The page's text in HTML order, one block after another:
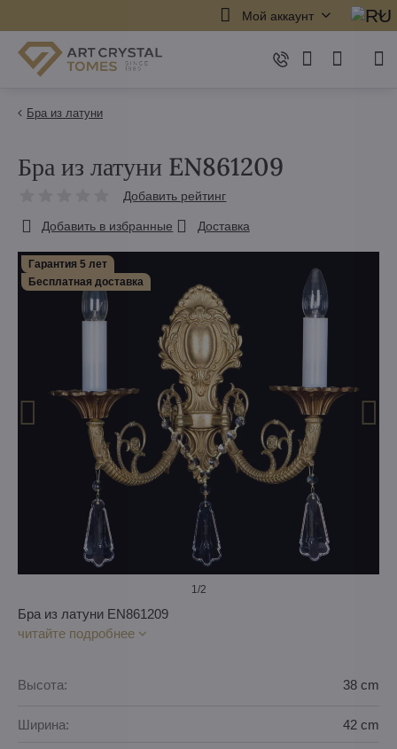
Мой аккаунт
Бра из латуни
Гарантия 5 лет
Бесплатная доставка
1/2
Бра из латуни EN861209
Добавить рейтинг
Добавить в избранные Доставка
Бра из латуни EN861209
читайте подробнее
Высота: 38 cm
Ширина: 42 cm